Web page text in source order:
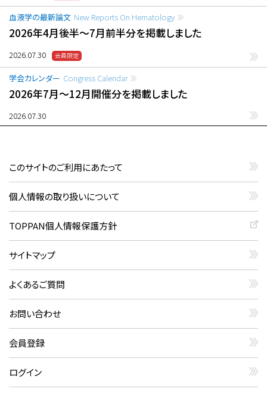
血液学の最新論文 New Reports On Hematology
2026年4月後半〜7月前半分を掲載しました
2026.07.30
学会カレンダー Congress Calendar
2026年7月〜12月開催分を掲載しました
2026.07.30
このサイトのご利用にあたって
個人情報の取り扱いについて
TOPPAN個人情報保護方針
サイトマップ
よくあるご質問
お問い合わせ
会員登録
ログイン